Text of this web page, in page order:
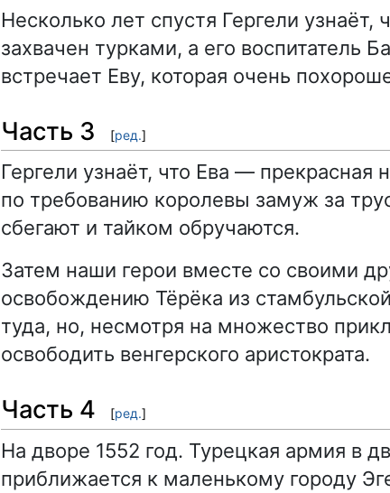
Несколько лет спустя Гергели
захвачен турками, а его воспитатель
встречает Еву, которая очень
Часть 3 [ред.]
Гергели узнаёт, что Ева —
по требованию королевы замуж за
сбегают и тайком обручаются.
Затем наши герои вместе со своими
освобождению Тёрёка из
туда, но, несмотря на множество
освободить венгерского аристократа.
Часть 4 [ред.]
На дворе 1552 год. Турецкая армия в
приближается к маленькому городу